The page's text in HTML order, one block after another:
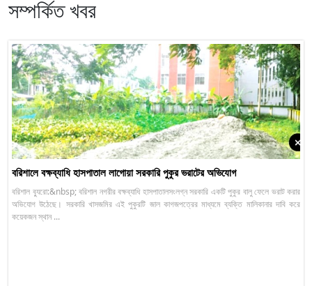
সম্পর্কিত খবর
বরিশালে বক্ষব্যাধি হাসপাতাল লাগোয়া সরকারি পুকুর ভরাটের অভিযোগ
বরিশাল ব্যুরো:&nbsp; বরিশাল নগরীর বক্ষব্যাধি হাসপাতালসংলগ্ন সরকারি একটি পুকুর বালু ফেলে ভরাট করার
অভিযোগ উঠেছে। সরকারি খাসজমির এই পুকুরটি জাল কাগজপত্রের মাধ্যমে ব্যক্তি মালিকানার দাবি করে
কয়েকজন স্থান ...